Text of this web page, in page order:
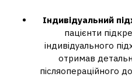
Індивідуальний
пацієнти
індивідуального
отримав
післяопераційного